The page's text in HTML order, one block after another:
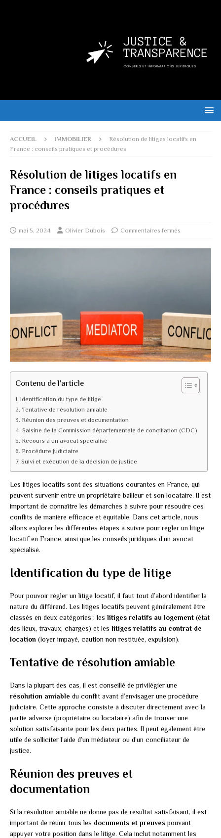
ACCUEIL IMMOBILIER
Résolution de litiges locatifs en
France : conseils pratiques et procédures
Résolution de litiges locatifs en
France : conseils pratiques et
procédures
mai 5, 2024 Olivier Dubois Commentaires fermés
Contenu de l'article
Identification du type de litige
Tentative de résolution amiable
Réunion des preuves et documentation
Saisine de la Commission départementale de conciliation (CDC)
Recours à un avocat spécialisé
Procédure judiciaire
Suivi et exécution de la décision de justice
Les litiges locatifs sont des situations courantes en France, qui
peuvent survenir entre un propriétaire bailleur et son locataire. Il est
important de connaître les démarches à suivre pour résoudre ces
conflits de manière efficace et équitable. Dans cet article, nous
allons explorer les différentes étapes à suivre pour régler un litige
locatif en France, ainsi que les conseils juridiques d’un avocat
spécialisé.
Identification du type de litige
Pour pouvoir régler un litige locatif, il faut tout d’abord identifier la
nature du différend. Les litiges locatifs peuvent généralement être
classés en deux catégories : les litiges relatifs au logement (état
des lieux, travaux, charges) et les litiges relatifs au contrat de
location (loyer impayé, caution non restituée, expulsion).
Tentative de résolution amiable
Dans la plupart des cas, il est conseillé de privilégier une
résolution amiable du conflit avant d’envisager une procédure
judiciaire. Cette approche consiste à discuter directement avec la
partie adverse (propriétaire ou locataire) afin de trouver une
solution satisfaisante pour les deux parties. Il peut également être
utile de solliciter l’aide d’un médiateur ou d’un conciliateur de
justice.
Réunion des preuves et
documentation
Si la résolution amiable ne donne pas de résultat satisfaisant, il est
important de réunir tous les documents et preuvespouvant
appuyer votre position dans le litige. Cela inclut notamment les